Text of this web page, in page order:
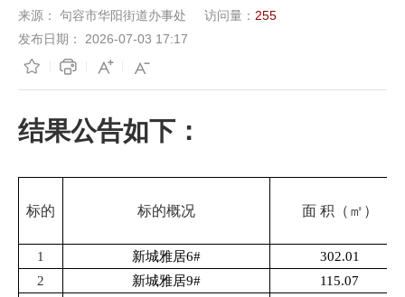
来源： 句容市华阳街道办事处 访问量： 255
发布日期：
2026-07-03 17:17
结果公告如下：
标的 标的概况 面 积（㎡）
1 新城雅居6#
302.01
2
新城雅居9#
115.07